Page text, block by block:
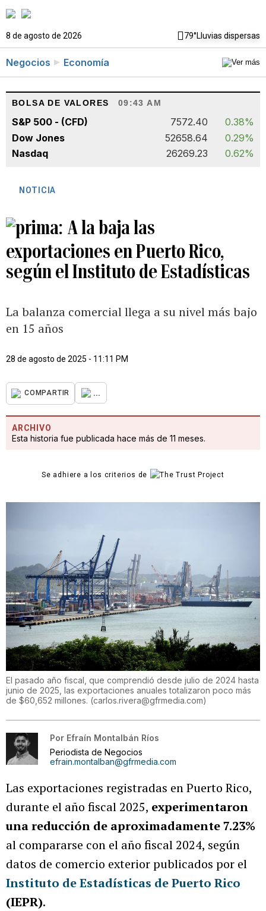
8 de agosto de 2026 79°Lluvias dispersas
Negocios Economía
BOLSA DE VALORES 09:43 AM
S&P 500 - (CFD) 7572.40
0.38%
Dow Jones
52658.64
0.29%
Nasdaq
26269.23 0.62%
NOTICIA
A la baja las
exportaciones en Puerto Rico,
según el Instituto de Estadísticas
La balanza comercial llega a su nivel más bajo
en 15 años
28 de agosto de 2025 - 11:11 PM
COMPARTIR ...
ARCHIVO
Esta historia fue publicada hace más de 11 meses.
Se adhiere a los criterios de
El pasado año fiscal, que comprendió desde julio de 2024 hasta
junio de 2025, las exportaciones anuales totalizaron poco más
de $60,652 millones. (carlos.rivera@gfrmedia.com)
Por Efraín Montalbán Ríos
Periodista de Negocios
efrain.montalban@gfrmedia.com
Las exportaciones registradas en Puerto Rico,
durante el año fiscal 2025, experimentaron
una reducción de aproximadamente 7.23%
al compararse con el año fiscal 2024, según
datos de comercio exterior publicados por el
Instituto de Estadísticas de Puerto Rico
(IEPR).